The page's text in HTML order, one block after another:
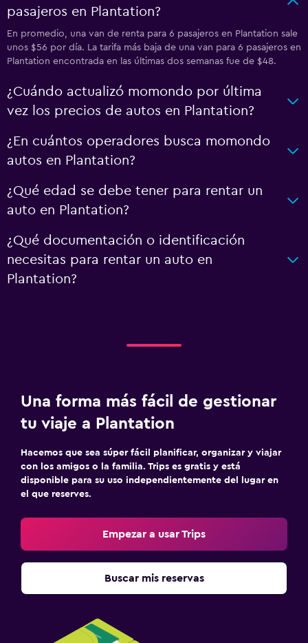
pasajeros en Plantation?
En promedio, una van de renta para 6 pasajeros en Plantation sale
unos $56 por día. La tarifa más baja de una van para 6 pasajeros en
Plantation encontrada en las últimas dos semanas fue de $48.
¿Cuándo actualizó momondo por última
vez los precios de autos en Plantation?
¿En cuántos operadores busca momondo
autos en Plantation?
¿Qué edad se debe tener para rentar un
auto en Plantation?
¿Qué documentación o identificación
necesitas para rentar un auto en
Plantation?
Una forma más fácil de gestionar
tu viaje a Plantation
Hacemos que sea súper fácil planificar, organizar y viajar
con los amigos o la familia. Trips es gratis y está
disponible para su uso independientemente del lugar en
el que reserves.
Empezar a usar Trips
Buscar mis reservas